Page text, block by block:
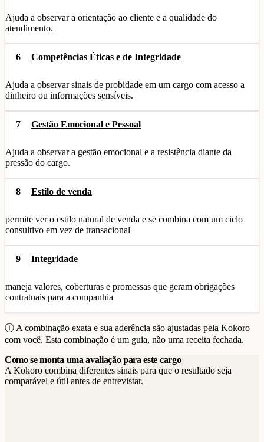
Ajuda a observar a orientação ao cliente e a qualidade do
atendimento.
6 Competências Éticas e de Integridade
Ajuda a observar sinais de probidade em um cargo com acesso a
dinheiro ou informações sensíveis.
7 Gestão Emocional e Pessoal
Ajuda a observar a gestão emocional e a resistência diante da
pressão do cargo.
8 Estilo de venda
permite ver o estilo natural de venda e se combina com um ciclo
consultivo em vez de transacional
9 Integridade
maneja valores, coberturas e promessas que geram obrigações
contratuais para a companhia
ⓘ A combinação exata e sua aderência são ajustadas pela Kokoro
com você. Esta combinação é um guia, não uma receita fechada.
Como se monta uma avaliação para este cargo
A Kokoro combina diferentes sinais para que o resultado seja
comparável e útil antes de entrevistar.